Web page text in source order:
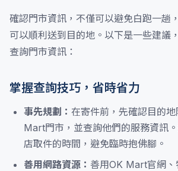
確認門市資訊，不僅可以避免白跑一趟
可以順利送到目的地。以下是一些建議
查詢門市資訊：
掌握查詢技巧，省時省力
事先規劃： 在寄件前，先確認目的
Mart門市，並查詢他們的服務資訊
店取件的時間，避免臨時抱佛腳。
善用網路資源： 善用OK Mart官網